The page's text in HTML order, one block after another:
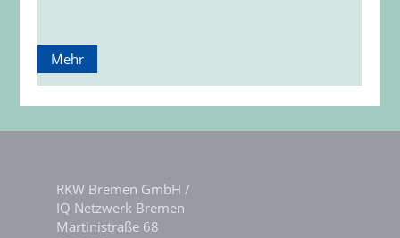
Mehr
RKW Bremen GmbH /
IQ Netzwerk Bremen
Martinistraße 68